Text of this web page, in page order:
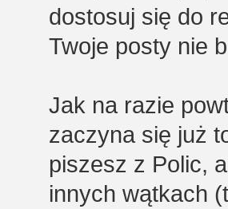
dostosuj się do
Twoje posty nie
Jak na razie
zaczyna się już
piszesz z Polic,
innych wątkach